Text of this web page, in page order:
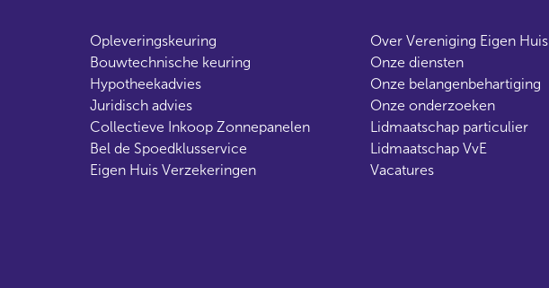
Opleveringskeuring
Bouwtechnische keuring
Hypotheekadvies
Juridisch advies
Collectieve Inkoop Zonnepanelen
Bel de Spoedklusservice
Eigen Huis Verzekeringen
Over Vereniging Eigen Huis
Onze diensten
Onze belangenbehartiging
Onze onderzoeken
Lidmaatschap particulier
Lidmaatschap VvE
Vacatures